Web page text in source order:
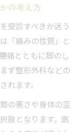
の考え方
受診すべきか迷う
「痛みの性質」と
痛とともに脚のし
ず整形外科などの
れます。
の悪さや身体の歪
肢となります。医